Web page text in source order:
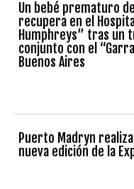
Un bebé prematuro
recupera en el
Humphreys” tras un
conjunto con el
Buenos Aires
Puerto Madryn
nueva edición de la